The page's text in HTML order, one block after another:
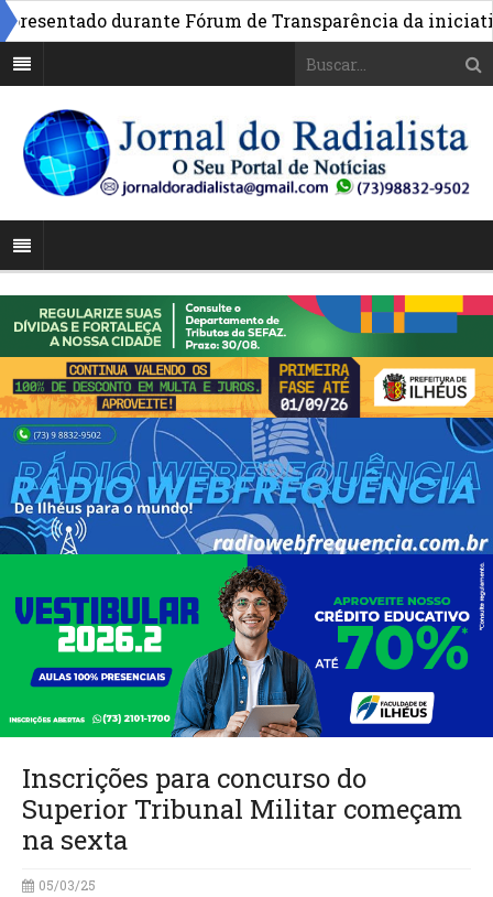
durante Fórum de Transparência da iniciativa
Inscrições para concurso do
Superior Tribunal Militar começam
na sexta
05/03/25